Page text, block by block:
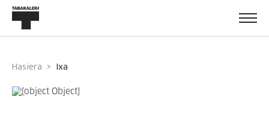
Hasiera ixa